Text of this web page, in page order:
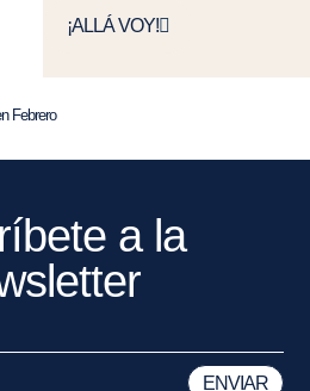
¡ALLÁ VOY!
Febrero
a la